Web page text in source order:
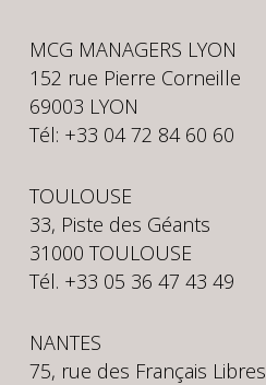
MCG MANAGERS LYON
152 rue Pierre Corneille
69003 LYON
Tél: +33 04 72 84 60 60
TOULOUSE
33, Piste des Géants
31000 TOULOUSE
Tél. +33 05 36 47 43 49
NANTES
75, rue des Français Libres